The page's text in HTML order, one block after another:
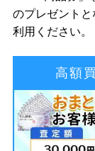
のプレゼント
利用ください。
高額